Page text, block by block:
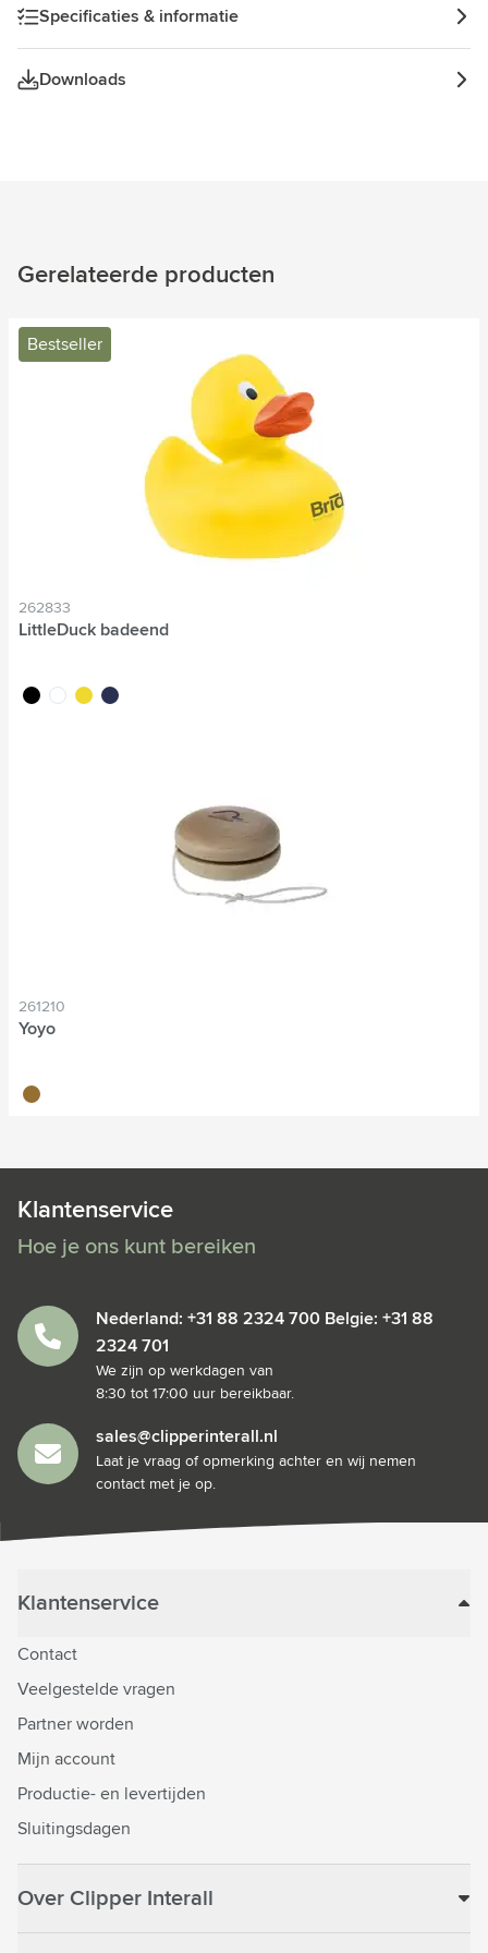
Specificaties & informatie
Downloads
Gerelateerde producten
Bestseller
262833
LittleDuck badeend
noir blancjaunebleu marine
261210
Yoyo
brun bois
Klantenservice
Hoe je ons kunt bereiken
Nederland: +31 88 2324 700 Belgie: +31 88
2324 701
We zijn op werkdagen van
8:30 tot 17:00 uur bereikbaar.
sales@clipperinterall.nl
Laat je vraag of opmerking achter en wij nemen
contact met je op.
Klantenservice
Contact
Veelgestelde vragen
Partner worden
Mijn account
Productie- en levertijden
Sluitingsdagen
Over Clipper Interall